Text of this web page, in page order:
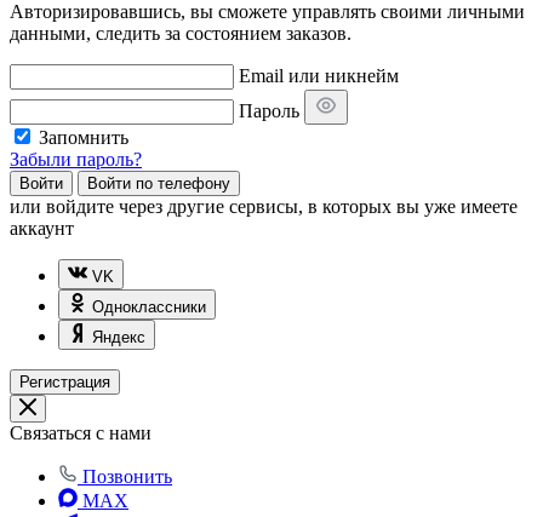
Авторизировавшись, вы сможете управлять своими личными
данными, следить за состоянием заказов.
Email или никнейм
Пароль
Запомнить
Забыли пароль?
Войти Войти по телефону
или войдите через другие сервисы, в которых вы уже имеете
аккаунт
VK
Одноклассники
Яндекс
Регистрация
Связаться с нами
Позвонить
MAX